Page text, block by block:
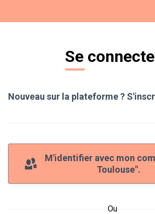
Se
Nouveau sur la plateforme ?
M'identifier avec mon
Toulouse".
Ou